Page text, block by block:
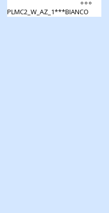
PLMC2_W_AZ_1***BIANCO